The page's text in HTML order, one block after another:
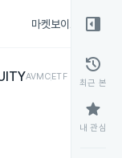
마켓보이스
AVMCETF
right_panel_open
history
최근 본
star
내 관심